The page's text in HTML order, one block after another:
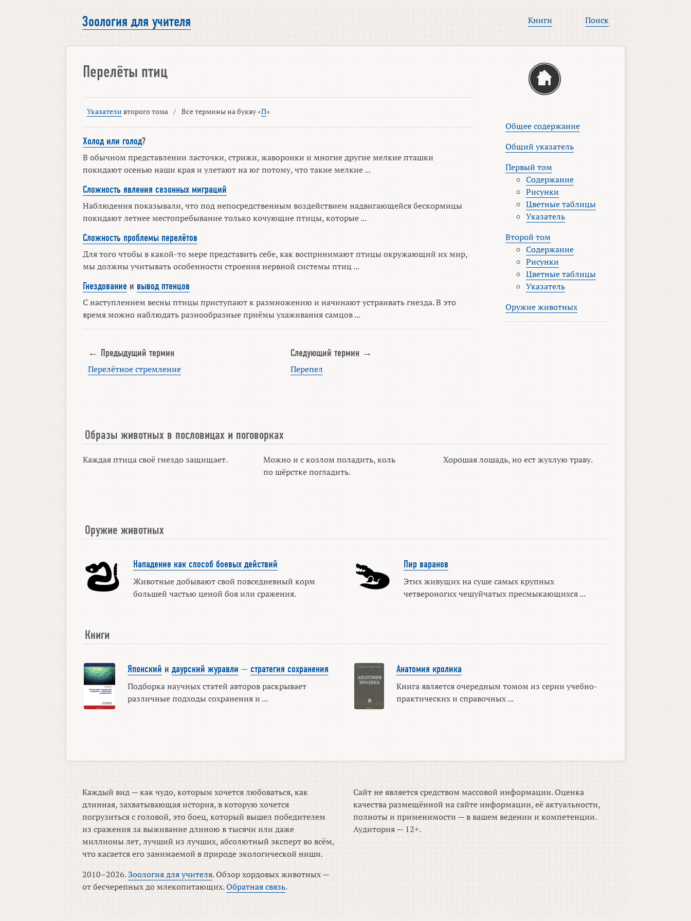
Зоология для учителя Книги Поиск
Перелёты птиц
Указатели второго тома / Все термины на букву «П»
Холод или голод?
В обычном представлении ласточки, стрижи, жаворонки и многие другие мелкие пташки
покидают осенью наши края и улетают на юг потому, что такие мелкие ...
Сложность явления сезонных миграций
Наблюдения показывали, что под непосредственным воздействием надвигающейся бескормицы
покидают летнее местопребывание только кочующие птицы, которые ...
Сложность проблемы перелётов
Для того чтобы в какой-то мере представить себе, как воспринимают птицы окружающий их мир,
мы должны учитывать особенности строения нервной системы птиц ...
Гнездование и вывод птенцов
С наступлением весны птицы приступают к размножению и начинают устраивать гнезда. В это
время можно наблюдать разнообразные приёмы ухаживания самцов ...
← Предыдущий термин
Перелётное стремление
Следующий термин →
Перепел
Общее содержание
Общий указатель
Первый том
Содержание
Рисунки
Цветные таблицы
Указатель
Второй том
Содержание
Рисунки
Цветные таблицы
Указатель
Оружие животных
Образы животных в пословицах и поговорках
Каждая птица своё гнездо защищает.
Можно и с козлом поладить, коль
по шёрстке погладить.
Хорошая лошадь, но ест жухлую траву.
Оружие животных
Нападение как способ боевых действий
Животные добывают свой повседневный корм
большей частью ценой боя или сражения.
Пир варанов
Этих живущих на суше самых крупных
четвероногих чешуйчатых пресмыкающихся ...
Книги
Японский и даурский журавли — стратегия сохранения
Подборка научных статей авторов раскрывает
различные подходы сохранения и ...
Анатомия кролика
Книга является очередным томом из серии учебно-
практических и справочных ...
Каждый вид — как чудо, которым хочется любоваться, как
длинная, захватывающая история, в которую хочется
погрузиться с головой, это боец, который вышел победителем
из сражения за выживание длиною в тысячи или даже
миллионы лет, лучший из лучших, абсолютный эксперт во всём,
что касается его занимаемой в природе экологической ниши.
Сайт не является средством массовой информации. Оценка
качества размещённой на сайте информации, её актуальности,
полноты и применимости — в вашем ведении и компетенции.
Аудитория — 12+.
2010–2026.Зоология для учителя. Обзор хордовых животных —
от бесчерепных до млекопитающих.Обратная связь.